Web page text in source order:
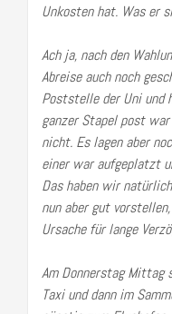
Unkosten hat. Was er
Ach ja, nach den
Abreise auch noch
Poststelle der Uni und
ganzer Stapel post
nicht. Es lagen aber
einer war aufgeplatzt
Das haben wir
nun aber gut
Ursache für lange
Am Donnerstag Mittag
Taxi und dann im